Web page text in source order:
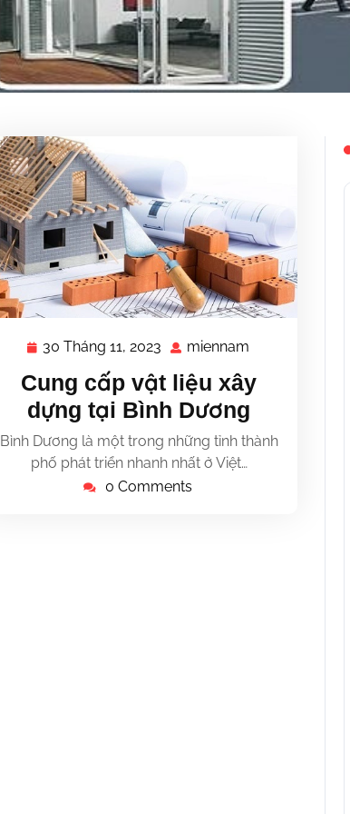
30 Tháng 11, 2023 30
Tháng
11,
2023
miennam
Cung cấp vật liệu xây
dựng tại Bình Dương
Bình Dương là một trong những tỉnh thành
phố phát triển nhanh nhất ở Việt…
0 Comments